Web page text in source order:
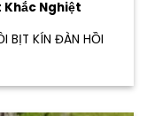
Khắc Nghiệt
BỊT KÍN ĐÀN HỒI